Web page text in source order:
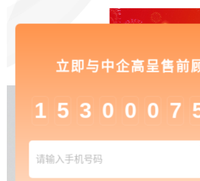
立即与中企高呈售前
1 5 3 0 0 0 7